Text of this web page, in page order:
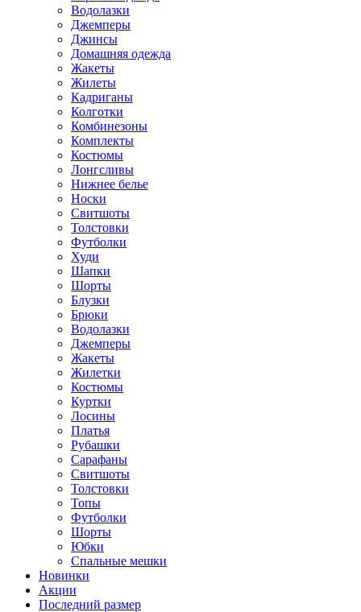
Водолазки
Джемперы
Джинсы
Домашняя одежда
Жакеты
Жилеты
Кадриганы
Колготки
Комбинезоны
Комплекты
Костюмы
Лонгсливы
Нижнее белье
Носки
Свитшоты
Толстовки
Футболки
Худи
Шапки
Шорты
Блузки
Брюки
Водолазки
Джемперы
Жакеты
Жилетки
Костюмы
Куртки
Лосины
Платья
Рубашки
Сарафаны
Свитшоты
Толстовки
Топы
Футболки
Шорты
Юбки
Спальные мешки
Новинки
Акции
Последний размер